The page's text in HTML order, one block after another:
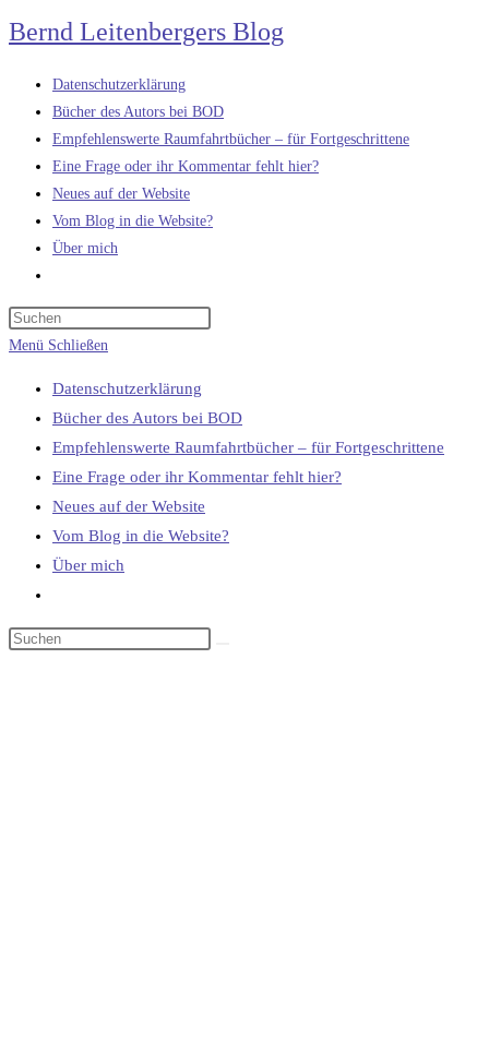
Zum
Inhalt
springen
Bernd Leitenbergers Blog
Datenschutzerklärung
Bücher des Autors bei BOD
Empfehlenswerte Raumfahrtbücher – für Fortgeschrittene
Eine Frage oder ihr Kommentar fehlt hier?
Neues auf der Website
Vom Blog in die Website?
Über mich
umschalten
Menü Schließen
Datenschutzerklärung
Bücher des Autors bei BOD
Empfehlenswerte Raumfahrtbücher – für Fortgeschrittene
Eine Frage oder ihr Kommentar fehlt hier?
Neues auf der Website
Vom Blog in die Website?
Über mich
umschalten